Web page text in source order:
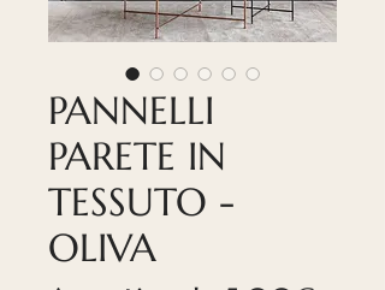
PANNELLI
PARETE IN
TESSUTO -
OLIVA